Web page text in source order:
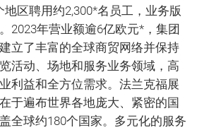
区聘用约2,300*名员工，业务版
2023年营业额逾6亿欧元*，集团
立了丰富的全球商贸网络并保持
活动、场地和服务业务领域，高
利益和全方位需求。法兰克福展
于遍布世界各地庞大、紧密的国
全球约180个国家。多元化的服务